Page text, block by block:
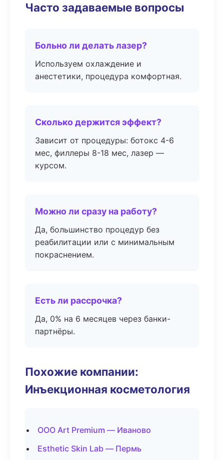
Часто задаваемые вопросы
Больно ли делать лазер?
Используем охлаждение и
анестетики, процедура комфортная.
Сколько держится эффект?
Зависит от процедуры: ботокс 4-6
мес, филлеры 8-18 мес, лазер —
курсом.
Можно ли сразу на работу?
Да, большинство процедур без
реабилитации или с минимальным
покраснением.
Есть ли рассрочка?
Да, 0% на 6 месяцев через банки-
партнёры.
Похожие компании:
Инъекционная косметология
ООО Art Premium — Иваново
Esthetic Skin Lab — Пермь